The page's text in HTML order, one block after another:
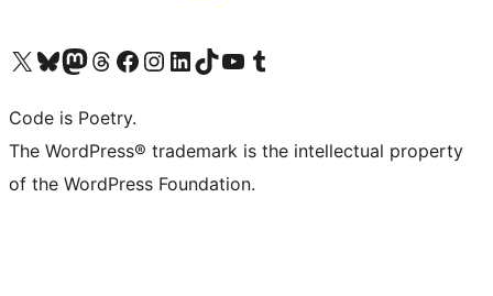
Navštivte náš účet na X (dříve Twitter)
Navštivte náš Bluesky účetNavštivte náš účet Mastodon
Navštivte náš Threads účetNavštivte naši stránku na Facebooku
Navštivte náš Instagram účetNavštivte náš LinkedIn účetNavštivte náš TikTok účetNavštivte náš YouTube kanálNavštivte náš Tumblr účet
Code is Poetry.
The WordPress® trademark is the intellectual property
of the WordPress Foundation.